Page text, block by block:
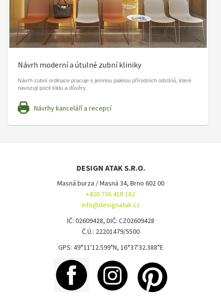
Návrh moderní a útulné zubní kliniky
Návrh zubní ordinace pracuje s jemnou paletou přírodních odstínů, které
navozují pocit klidu a důvěry.
Návrhy kanceláří a recepcí
DESIGN ATAK S.R.O.
Masná burza / Masná 34, Brno 602 00
+420 736 418 182
info@designatak.cz
IČ: 02609428, DIČ: CZ02609428
Č.Ú.: 22201479/5500
GPS: 49°11'12.599"N, 16°37'32.388"E